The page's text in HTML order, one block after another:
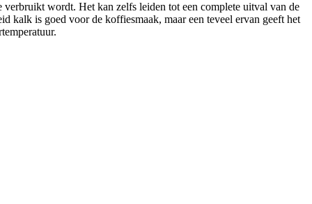
wordt. Het kan zelfs leiden tot een complete uitval van de
kalk is goed voor de koffiesmaak, maar een teveel ervan geeft het